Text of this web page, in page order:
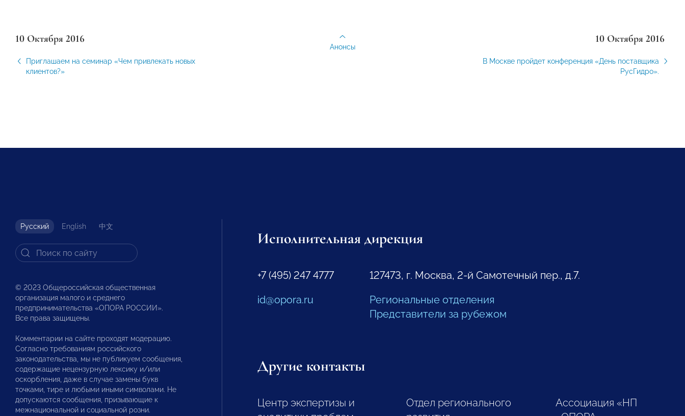
10 Октября 2016
Приглашаем на семинар «Чем привлекать новых
клиентов?»
10 Октября 2016
В Москве пройдет конференция «День поставщика
РусГидро».
Анонсы
Русский English 中文
© 2023 Общероссийская общественная
организация малого и среднего
предпринимательства «ОПОРА РОССИИ».
Все права защищены.
Комментарии на сайте проходят модерацию.
Согласно требованиям российского
законодательства, мы не публикуем сообщения,
содержащие нецензурную лексику и/или
оскорбления, даже в случае замены букв
точками, тире и любыми иными символами. Не
допускаются сообщения, призывающие к
межнациональной и социальной розни.
Исполнительная дирекция
+7 (495) 247 4777
id@opora.ru
127473, г. Москва, 2-й Самотечный пер., д.7.
Региональные отделения
Представители за рубежом
Другие контакты
Центр экспертизы и
Отдел регионального
Ассоциация «НП